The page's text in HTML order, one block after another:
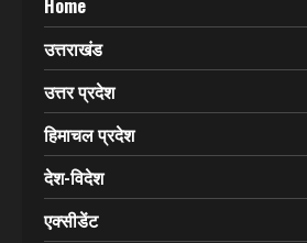
उत्तराखंड
उत्तर प्रदेश
हिमाचल प्रदेश
देश-विदेश
एक्सीडेंट